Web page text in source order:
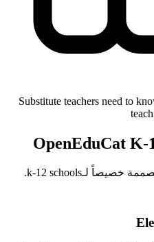
Substitute teachers need to